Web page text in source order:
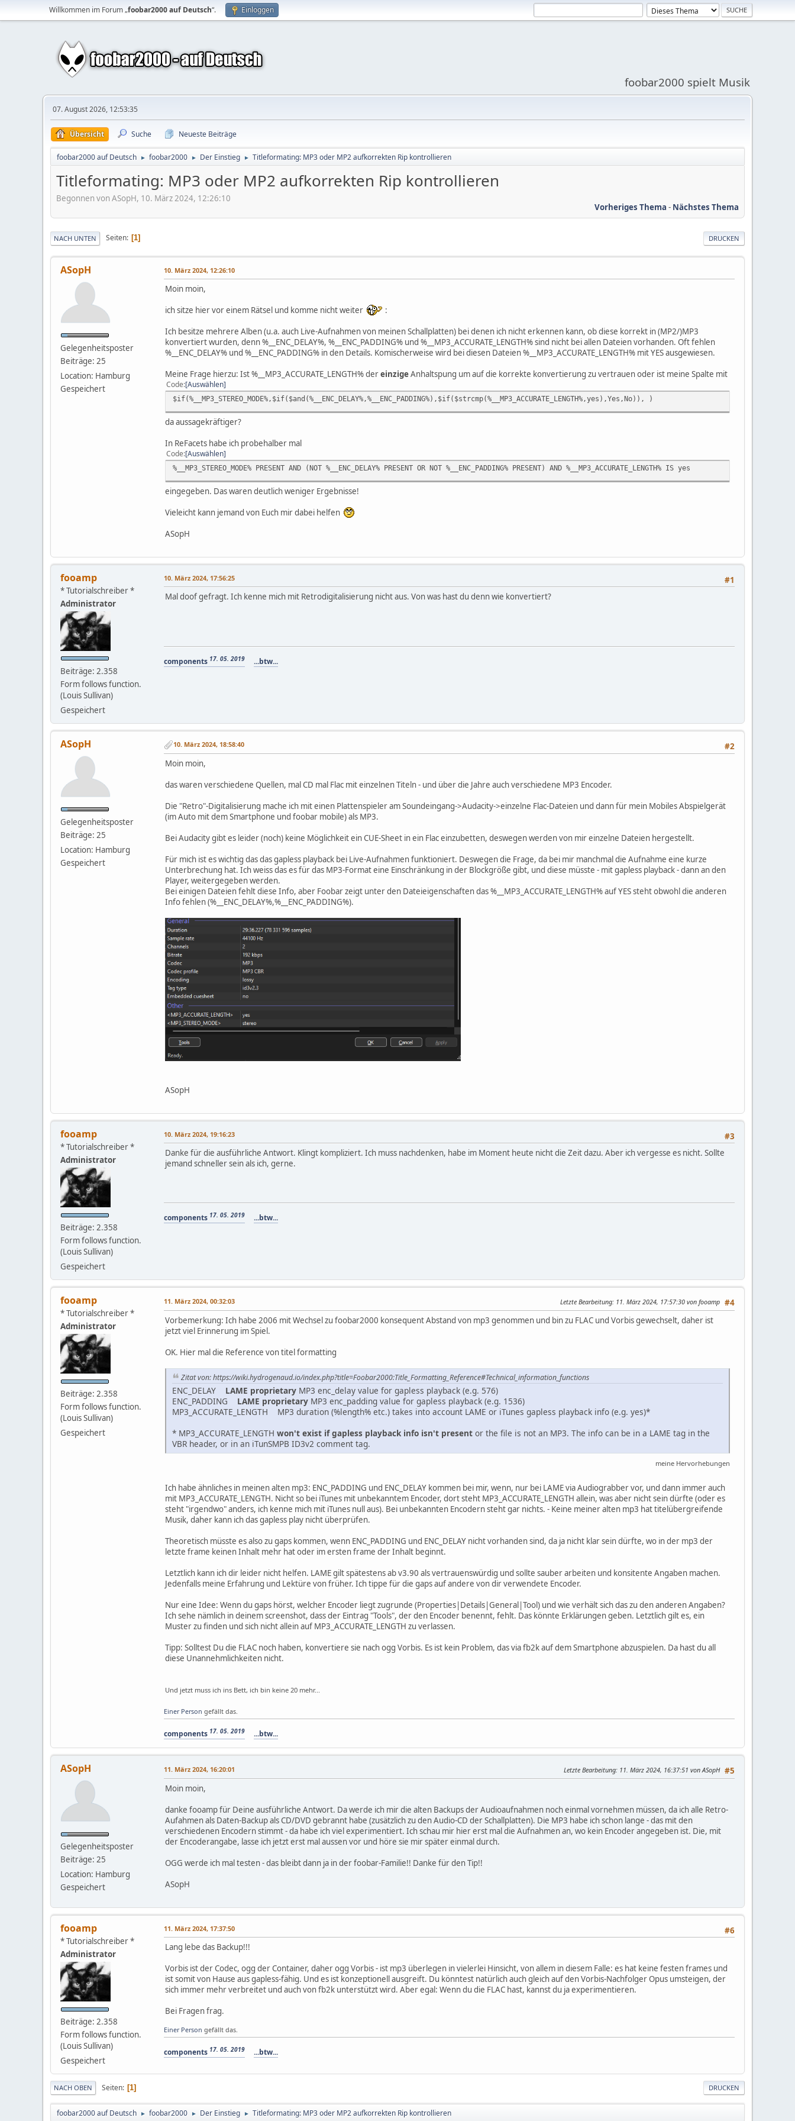
Willkommen im Forum „foobar2000 auf Deutsch“. Einloggen
foobar2000 spielt Musik
07. August 2026, 12:53:35
Übersicht Suche Neueste Beiträge
foobar2000 auf Deutsch ► foobar2000 ► Der Einstieg ► Titleformating: MP3 oder MP2 aufkorrekten Rip kontrollieren
Titleformating: MP3 oder MP2 aufkorrekten Rip kontrollieren
Begonnen von ASopH, 10. März 2024, 12:26:10
Vorheriges Thema - Nächstes Thema
DRUCKEN
NACH UNTEN Seiten 1
ASopH
Gelegenheitsposter
Beiträge: 25
Location: Hamburg
Gespeichert
10. März 2024, 12:26:10
Moin moin,
ich sitze hier vor einem Rätsel und komme nicht weiter
:
Ich besitze mehrere Alben (u.a. auch Live-Aufnahmen von meinen Schallplatten) bei denen ich nicht erkennen kann, ob diese korrekt in (MP2/)MP3
konvertiert wurden, denn %__ENC_DELAY%, %__ENC_PADDING% und %__MP3_ACCURATE_LENGTH% sind nicht bei allen Dateien vorhanden. Oft fehlen
%__ENC_DELAY% und %__ENC_PADDING% in den Details. Komischerweise wird bei diesen Dateien %__MP3_ACCURATE_LENGTH% mit YES ausgewiesen.
Meine Frage hierzu: Ist %__MP3_ACCURATE_LENGTH% dereinzigeAnhaltspung um auf die korrekte konvertierung zu vertrauen oder ist meine Spalte mit
Code Auswählen
$if(%__MP3_STEREO_MODE%,$if($and(%__ENC_DELAY%,%__ENC_PADDING%),$if($strcmp(%__MP3_ACCURATE_LENGTH%,yes),Yes,No)), )
da aussagekräftiger?
In ReFacets habe ich probehalber mal
Code Auswählen
%__MP3_STEREO_MODE% PRESENT AND (NOT %__ENC_DELAY% PRESENT OR NOT %__ENC_PADDING% PRESENT) AND %__MP3_ACCURATE_LENGTH% IS yes
eingegeben. Das waren deutlich weniger Ergebnisse!
Vieleicht kann jemand von Euch mir dabei helfen
ASopH
fooamp
* Tutorialschreiber *
Administrator
Beiträge: 2.358
Form follows function.
(Louis Sullivan)
Gespeichert
#1
10. März 2024, 17:56:25
Mal doof gefragt. Ich kenne mich mit Retrodigitalisierung nicht aus. Von was hast du denn wie konvertiert?
components 17. 05. 2019 ...btw...
ASopH
Gelegenheitsposter
Beiträge: 25
Location: Hamburg
Gespeichert
#2
10. März 2024, 18:58:40
Moin moin,
das waren verschiedene Quellen, mal CD mal Flac mit einzelnen Titeln - und über die Jahre auch verschiedene MP3 Encoder.
Die "Retro"-Digitalisierung mache ich mit einen Plattenspieler am Soundeingang->Audacity->einzelne Flac-Dateien und dann für mein Mobiles Abspielgerät
(im Auto mit dem Smartphone und foobar mobile) als MP3.
Bei Audacity gibt es leider (noch) keine Möglichkeit ein CUE-Sheet in ein Flac einzubetten, deswegen werden von mir einzelne Dateien hergestellt.
Für mich ist es wichtig das das gapless playback bei Live-Aufnahmen funktioniert. Deswegen die Frage, da bei mir manchmal die Aufnahme eine kurze
Unterbrechung hat. Ich weiss das es für das MP3-Format eine Einschränkung in der Blockgröße gibt, und diese müsste - mit gapless playback - dann an den
Player, weitergegeben werden.
Bei einigen Dateien fehlt diese Info, aber Foobar zeigt unter den Dateieigenschaften das %__MP3_ACCURATE_LENGTH% auf YES steht obwohl die anderen
Info fehlen (%__ENC_DELAY%,%__ENC_PADDING%).
ASopH
fooamp
* Tutorialschreiber *
Administrator
Beiträge: 2.358
Form follows function.
(Louis Sullivan)
Gespeichert
#3
10. März 2024, 19:16:23
Danke für die ausführliche Antwort. Klingt kompliziert. Ich muss nachdenken, habe im Moment heute nicht die Zeit dazu. Aber ich vergesse es nicht. Sollte
jemand schneller sein als ich, gerne.
components 17. 05. 2019 ...btw...
fooamp
* Tutorialschreiber *
Administrator
Beiträge: 2.358
Form follows function.
(Louis Sullivan)
Gespeichert
#4
11. März 2024, 00:32:03 Letzte Bearbeitung: 11. März 2024, 17:57:30 von fooamp
Vorbemerkung: Ich habe 2006 mit Wechsel zu foobar2000 konsequent Abstand von mp3 genommen und bin zu FLAC und Vorbis gewechselt, daher ist
jetzt viel Erinnerung im Spiel.
OK. Hier mal die Reference von titel formatting
Zitat von: https://wiki.hydrogenaud.io/index.php?title=Foobar2000:Title_Formatting_Reference#Technical_information_functions
ENC_DELAY LAME proprietary MP3 enc_delay value for gapless playback (e.g. 576)
ENC_PADDING LAME proprietary MP3 enc_padding value for gapless playback (e.g. 1536)
MP3_ACCURATE_LENGTH MP3 duration (%length% etc.) takes into account LAME or iTunes gapless playback info (e.g. yes)*
* MP3_ACCURATE_LENGTH won't exist if gapless playback info isn't present or the file is not an MP3. The info can be in a LAME tag in the
VBR header, or in an iTunSMPB ID3v2 comment tag.
meine Hervorhebungen
Ich habe ähnliches in meinen alten mp3: ENC_PADDING und ENC_DELAY kommen bei mir, wenn, nur bei LAME via Audiograbber vor, und dann immer auch
mit MP3_ACCURATE_LENGTH. Nicht so bei iTunes mit unbekanntem Encoder, dort steht MP3_ACCURATE_LENGTH allein, was aber nicht sein dürfte (oder es
steht "irgendwo" anders, ich kenne mich mit iTunes null aus). Bei unbekannten Encodern steht gar nichts. - Keine meiner alten mp3 hat titelübergreifende
Musik, daher kann ich das gapless play nicht überprüfen.
Theoretisch müsste es also zu gaps kommen, wenn ENC_PADDING und ENC_DELAY nicht vorhanden sind, da ja nicht klar sein dürfte, wo in der mp3 der
letzte frame keinen Inhalt mehr hat oder im ersten frame der Inhalt beginnt.
Letztlich kann ich dir leider nicht helfen. LAME gilt spätestens ab v3.90 als vertrauenswürdig und sollte sauber arbeiten und konsitente Angaben machen.
Jedenfalls meine Erfahrung und Lektüre von früher. Ich tippe für die gaps auf andere von dir verwendete Encoder.
Nur eine Idee: Wenn du gaps hörst, welcher Encoder liegt zugrunde (Properties|Details|General|Tool) und wie verhält sich das zu den anderen Angaben?
Ich sehe nämlich in deinem screenshot, dass der Eintrag "Tools", der den Encoder benennt, fehlt. Das könnte Erklärungen geben. Letztlich gilt es, ein
Muster zu finden und sich nicht allein auf MP3_ACCURATE_LENGTH zu verlassen.
Tipp: Solltest Du die FLAC noch haben, konvertiere sie nach ogg Vorbis. Es ist kein Problem, das via fb2k auf dem Smartphone abzuspielen. Da hast du all
diese Unannehmlichkeiten nicht.
Und jetzt muss ich ins Bett, ich bin keine 20 mehr...
Einer Person gefällt das.
components 17. 05. 2019 ...btw...
ASopH
Gelegenheitsposter
Beiträge: 25
Location: Hamburg
Gespeichert
#5
11. März 2024, 16:20:01 Letzte Bearbeitung: 11. März 2024, 16:37:51 von ASopH
Moin moin,
danke fooamp für Deine ausführliche Antwort. Da werde ich mir die alten Backups der Audioaufnahmen noch einmal vornehmen müssen, da ich alle Retro-
Aufahmen als Daten-Backup als CD/DVD gebrannt habe (zusätzlich zu den Audio-CD der Schallplatten). Die MP3 habe ich schon lange - das mit den
verschiedenen Encodern stimmt - da habe ich viel experimentiert. Ich schau mir hier erst mal die Aufnahmen an, wo kein Encoder angegeben ist. Die, mit
der Encoderangabe, lasse ich jetzt erst mal aussen vor und höre sie mir später einmal durch.
OGG werde ich mal testen - das bleibt dann ja in der foobar-Familie!! Danke für den Tip!!
ASopH
fooamp
* Tutorialschreiber *
Administrator
Beiträge: 2.358
Form follows function.
(Louis Sullivan)
Gespeichert
#6
11. März 2024, 17:37:50
Lang lebe das Backup!!!
Vorbis ist der Codec, ogg der Container, daher ogg Vorbis - ist mp3 überlegen in vielerlei Hinsicht, von allem in diesem Falle: es hat keine festen frames und
ist somit von Hause aus gapless-fähig. Und es ist konzeptionell ausgreift. Du könntest natürlich auch gleich auf den Vorbis-Nachfolger Opus umsteigen, der
sich immer mehr verbreitet und auch von fb2k unterstützt wird. Aber egal: Wenn du die FLAC hast, kannst du ja experimentieren.
Bei Fragen frag.
Einer Person gefällt das.
components 17. 05. 2019 ...btw...
DRUCKEN
NACH OBEN Seiten 1
foobar2000 auf Deutsch ► foobar2000 ► Der Einstieg ► Titleformating: MP3 oder MP2 aufkorrekten Rip kontrollieren